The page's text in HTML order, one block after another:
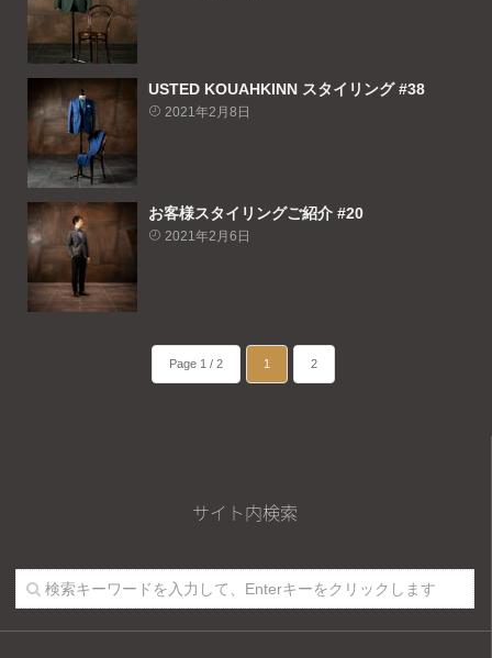
USTED KOUAHKINN スタイリング #38
2021年2月8日
お客様スタイリングご紹介 #20
2021年2月6日
Page 1 / 2 1 2
サイト内検索